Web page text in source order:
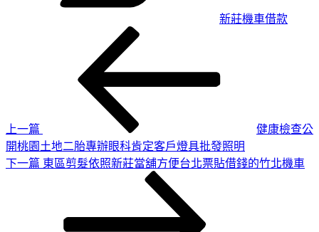
新莊機車借款
上一篇
健康檢查公
開桃園土地二胎專辦眼科肯定客戶燈具批發照明
下
下一篇 東區剪髮依照新莊當舖方便台北票貼借錢的竹北機車